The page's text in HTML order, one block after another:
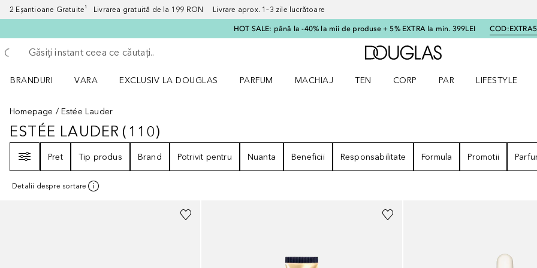
2 Eșantioane Gratuite¹ Livrarea gratuită de la 199 RON Livrare aprox. 1–3 zile lucrătoare
HOT SALE: până la -40% la mii de produse + 5% EXTRA la min. 399LEI COD:
Înapoi
Executați căutarea
Către pagina principală
BRANDURI
VARA
EXCLUSIV LA DOUGLAS
PARFUM
MACHIAJ
TEN
CORP
PAR
LIFESTYLE
Homepage Estée Lauder
ESTÉE LAUDER110
ESTÉE LAUDER ( 110)
Pret
Tip produs Brand Potrivit pentru Nuanta Beneficii Responsabilitate Formula Promotii
Detalii despre sortare
+32